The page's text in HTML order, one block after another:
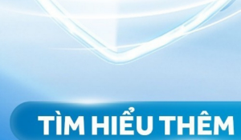
Chia sẻ
Chẩn đoán tăng huyết áp